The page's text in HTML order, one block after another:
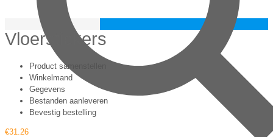
Vloerstickers
Product samenstellen
Winkelmand
Gegevens
Bestanden aanleveren
Bevestig bestelling
€31.26